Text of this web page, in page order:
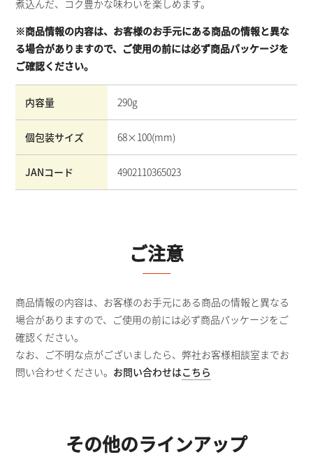
煮込んだ、コク豊かな味わいを楽しめます。
※商品情報の内容は、お客様のお手元にある商品の情報と異な
る場合がありますので、ご使用の前には必ず商品パッケージを
ご確認ください。
内容量 290g
個包装サイズ 68×100(mm)
JANコード 4902110365023
ご注意
商品情報の内容は、お客様のお手元にある商品の情報と異なる
場合がありますので、ご使用の前には必ず商品パッケージをご
確認ください。
なお、ご不明な点がございましたら、弊社お客様相談室までお
問い合わせください。 お問い合わせはこちら
その他のラインアップ